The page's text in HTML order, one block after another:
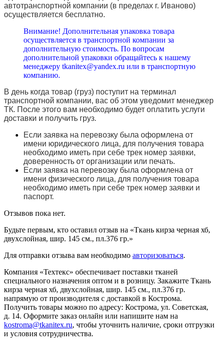
автотранспортной компании (в пределах г. Иваново)
осуществляется бесплатно.
Внимание! Дополнительная упаковка товара
осуществляется в транспортной компании за
дополнительную стоимость. По вопросам
дополнительной упаковки обращайтесь к нашему
менеджеру tkanitex@yandex.ru или в транспортную
компанию.
В день когда товар (груз) поступит на терминал
транспортной компании, вас об этом уведомит менеджер
ТК. После этого вам необходимо будет оплатить услуги
доставки и получить груз.
Если заявка на перевозку была оформлена от
имени юридического лица, для получения товара
необходимо иметь при себе трек номер заявки,
доверенность от организации или печать.
Если заявка на перевозку была оформлена от
имени физического лица, для получения товара
необходимо иметь при себе трек номер заявки и
паспорт.
Отзывов пока нет.
Будьте первым, кто оставил отзыв на «Ткань кирза черная хб,
двухслойная, шир. 145 см., пл.376 гр.»
Для отправки отзыва вам необходимо авторизоваться.
Компания «Техтекс» обеспечивает поставки тканей
специального назначения оптом и в розницу. Закажите Ткань
кирза черная хб, двухслойная, шир. 145 см., пл.376 гр.
напрямую от производителя с доставкой в Кострома.
Получить товары можно по адресу: Кострома, ул. Советская,
д. 14. Оформите заказ онлайн или напишите нам на
kostroma@tkanitex.ru, чтобы уточнить наличие, сроки отгрузки
и условия сотрудничества.